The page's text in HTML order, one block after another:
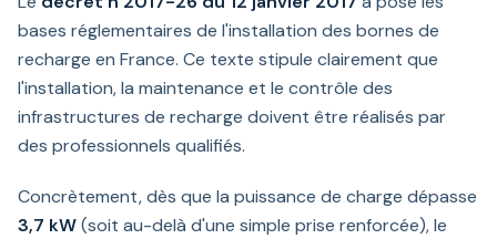
bases réglementaires de l'installation des bornes de
recharge en France. Ce texte stipule clairement que
l'installation, la maintenance et le contrôle des
infrastructures de recharge doivent être réalisés par
des professionnels qualifiés.
Concrètement, dès que la puissance de charge dépasse
3,7 kW(soit au-delà d'une simple prise renforcée), le